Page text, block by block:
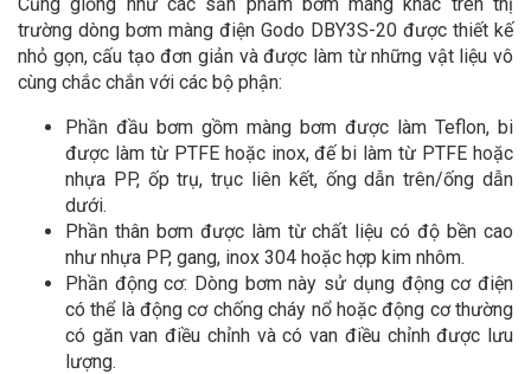
trường dòng bơm màng điện Godo DBY3S-20 được thiết kế
nhỏ gọn, cấu tạo đơn giản và được làm từ những vật liệu vô
cùng chắc chắn với các bộ phận:
Phần đầu bơm gồm màng bơm được làm Teflon, bi
được làm từ PTFE hoặc inox, đế bi làm từ PTFE hoặc
nhựa PP, ốp trụ, trục liên kết, ống dẫn trên/ống dẫn
dưới.
Phần thân bơm được làm từ chất liệu có độ bền cao
như nhựa PP, gang, inox 304 hoặc hợp kim nhôm.
Phần động cơ: Dòng bơm này sử dụng động cơ điện
có thể là động cơ chống cháy nổ hoặc động cơ thường
có găn van điều chỉnh và có van điều chỉnh được lưu
lượng.